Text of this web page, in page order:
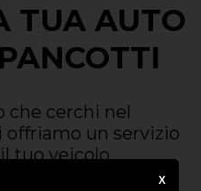
TUA AUTO
che cerchi nel
offriamo un servizio
tuo veicolo
X